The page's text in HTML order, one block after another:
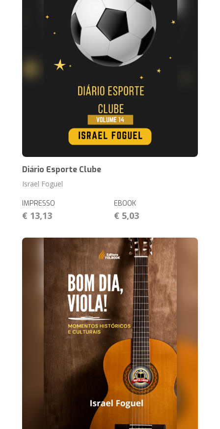
Diário Esporte Clube
Israel Foguel
IMPRESSO
€ 13,13
EBOOK
€ 5,03